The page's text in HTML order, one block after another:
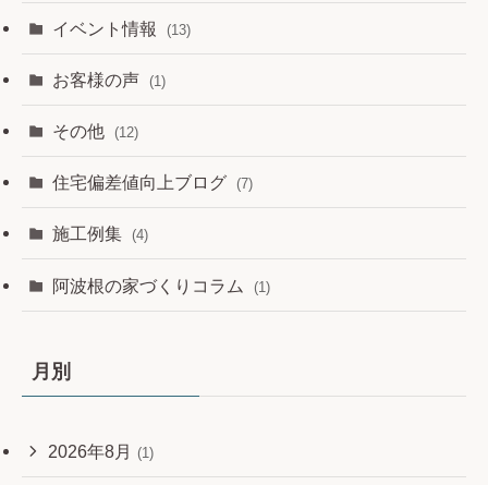
イベント情報 (13)
お客様の声 (1)
その他 (12)
住宅偏差値向上ブログ (7)
施工例集 (4)
阿波根の家づくりコラム (1)
月別
2026年8月 (1)